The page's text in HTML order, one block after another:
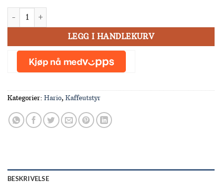
Hario Buono Kettle V60 900 ml antall
LEGG I HANDLEKURV
Kategorier: Hario, Kaffeutstyr
BESKRIVELSE